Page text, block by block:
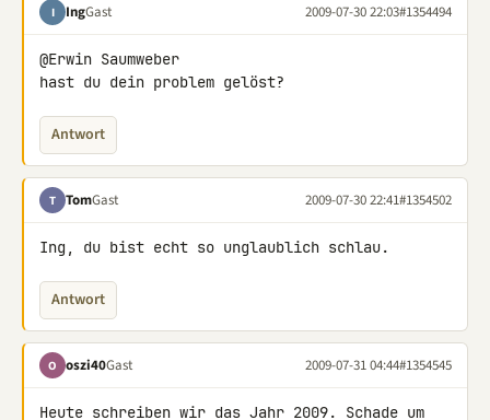
I IngGast 2009-07-30 22:03#1354494
@Erwin Saumweber
hast du dein problem gelöst?
Antwort
T TomGast 2009-07-30 22:41#1354502
Ing, du bist echt so unglaublich schlau.
Antwort
O oszi40Gast 2009-07-31 04:44#1354545
Heute schreiben wir das Jahr 2009. Schade um